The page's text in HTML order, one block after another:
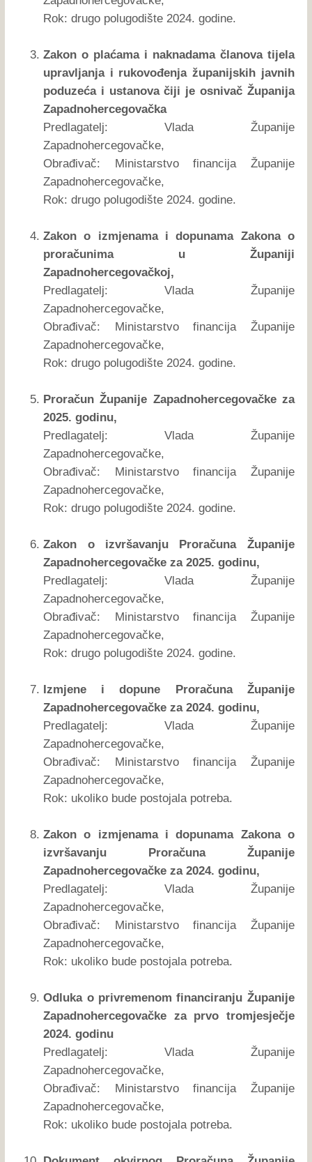
Rok: drugo polugodište 2024. godine.
Zakon o plaćama i naknadama članova tijela
upravljanja i rukovođenja županijskih javnih
poduzeća i ustanova čiji je osnivač Županija
Zapadnohercegovačka
Predlagatelj: Vlada Županije
Zapadnohercegovačke,
Obrađivač: Ministarstvo financija Županije
Zapadnohercegovačke,
Rok: drugo polugodište 2024. godine.
Zakon o izmjenama i dopunama Zakona o
proračunima u Županiji
Zapadnohercegovačkoj,
Predlagatelj: Vlada Županije
Zapadnohercegovačke,
Obrađivač: Ministarstvo financija Županije
Zapadnohercegovačke,
Rok: drugo polugodište 2024. godine.
Proračun Županije Zapadnohercegovačke za
2025. godinu,
Predlagatelj: Vlada Županije
Zapadnohercegovačke,
Obrađivač: Ministarstvo financija Županije
Zapadnohercegovačke,
Rok: drugo polugodište 2024. godine.
Zakon o izvršavanju Proračuna Županije
Zapadnohercegovačke za 2025. godinu,
Predlagatelj: Vlada Županije
Zapadnohercegovačke,
Obrađivač: Ministarstvo financija Županije
Zapadnohercegovačke,
Rok: drugo polugodište 2024. godine.
Izmjene i dopune Proračuna Županije
Zapadnohercegovačke za 2024. godinu,
Predlagatelj: Vlada Županije
Zapadnohercegovačke,
Obrađivač: Ministarstvo financija Županije
Zapadnohercegovačke,
Rok: ukoliko bude postojala potreba.
Zakon o izmjenama i dopunama Zakona o
izvršavanju Proračuna Županije
Zapadnohercegovačke za 2024. godinu,
Predlagatelj: Vlada Županije
Zapadnohercegovačke,
Obrađivač: Ministarstvo financija Županije
Zapadnohercegovačke,
Rok: ukoliko bude postojala potreba.
Odluka o privremenom financiranju Županije
Zapadnohercegovačke za prvo tromjesječje
2024. godinu
Predlagatelj: Vlada Županije
Zapadnohercegovačke,
Obrađivač: Ministarstvo financija Županije
Zapadnohercegovačke,
Rok: ukoliko bude postojala potreba.